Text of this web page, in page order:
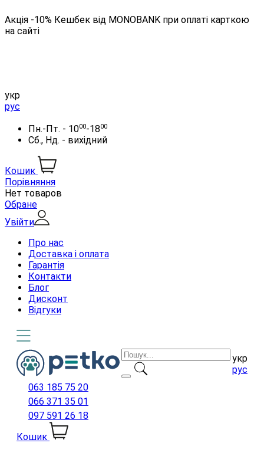
Акція -10% Кешбек від MONOBANK при оплаті карткою
на сайті
укр
рус
Пн.-Пт. - 1000-1800
Сб., Нд. - вихідний
Кошик
Порівняння
Нет товаров
Обране
Увійти
Про нас
Доставка і оплата
Гарантія
Контакти
Блог
Дисконт
Відгуки
укр
рус
063 185 75 20
066 371 35 01
097 591 26 18
Кошик